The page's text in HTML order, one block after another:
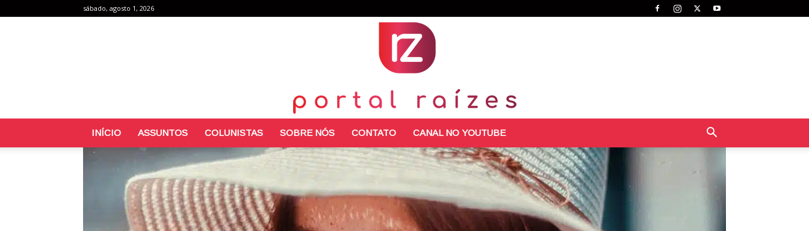
sábado, agosto 1, 2026
Portal
INÍCIO ASSUNTOS COLUNISTAS SOBRE NÓS CONTATO CANAL NO YOUTUBE